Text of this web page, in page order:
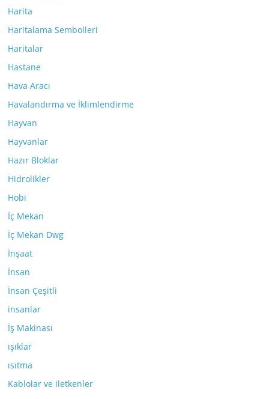
Harita
Haritalama Sembolleri
Haritalar
Hastane
Hava Aracı
Havalandırma ve İklimlendirme
Hayvan
Hayvanlar
Hazır Bloklar
Hidrolikler
Hobi
İç Mekan
İç Mekan Dwg
İnşaat
İnsan
İnsan Çeşitli
insanlar
İş Makinası
ışıklar
ısıtma
Kablolar ve iletkenler